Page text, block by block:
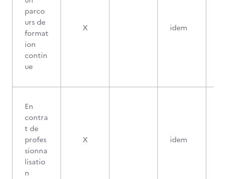
parco
urs de
format
ion
contin
ue
X idem
En
contra
t de
profes
sionna
lisatio
n
X idem